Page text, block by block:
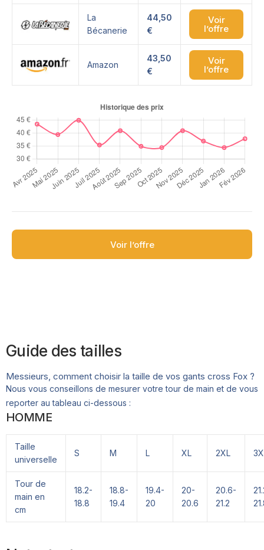
La
Bécanerie
44,50
€
Voir
l’offre
Amazon
43,50
€
Voir
l’offre
Voir l’offre
Guide des tailles
Messieurs, comment choisir la taille de vos gants cross Fox ?
Nous vous conseillons de mesurer votre tour de main et de vous
reporter au tableau ci-dessous :
HOMME
Taille
universelle
S M L XL 2XL
Tour de
main en
cm
18.2-
18.8
18.8-
19.4
19.4-
20
20-
20.6
20.6-
21.2